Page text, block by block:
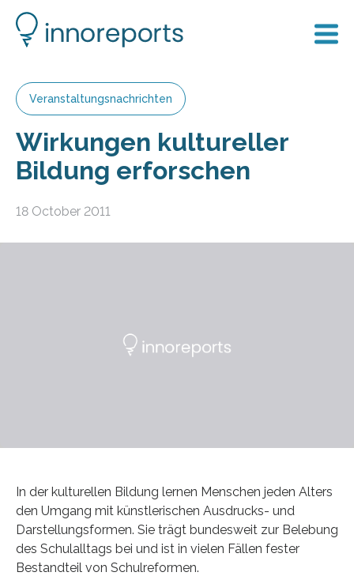
Veranstaltungsnachrichten
Wirkungen kultureller
Bildung erforschen
18 October 2011
In der kulturellen Bildung lernen Menschen jeden Alters
den Umgang mit künstlerischen Ausdrucks- und
Darstellungsformen. Sie trägt bundesweit zur Belebung
des Schulalltags bei und ist in vielen Fällen fester
Bestandteil von Schulreformen.